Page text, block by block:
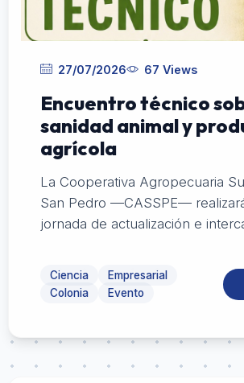
27/07/2026 67 Views
Encuentro técnico
sanidad animal y
agrícola
La Cooperativa Agropecuaria
San Pedro —CASSPE—
jornada de actualización e
exposiciones sobre sanidad
nutrición y manejo productivo.
Ciencia
Empresarial
Colonia
Evento